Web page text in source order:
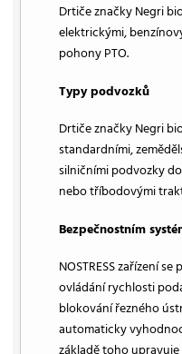
Drtiče značky Negri
elektrickými,
pohony PTO.
Typy podvozků
Drtiče značky Negri
standardními,
silničními podvozky
nebo tříbodovými
Bezpečnostním
NOSTRESS zařízení
ovládání rychlosti
blokování řezného
automaticky